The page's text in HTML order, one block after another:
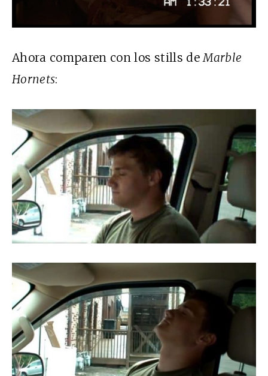
Ahora comparen con los stills deMarble
Hornets: